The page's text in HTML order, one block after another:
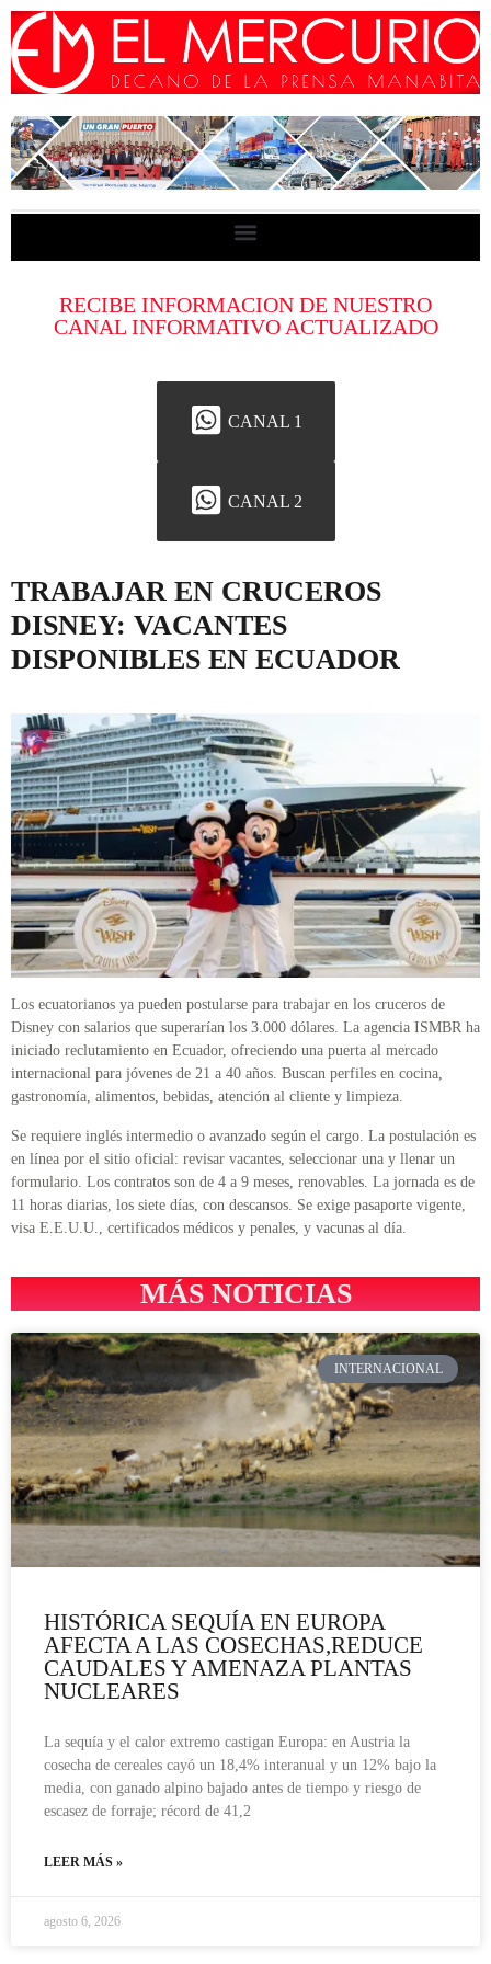
RECIBE INFORMACION DE NUESTRO
CANAL INFORMATIVO ACTUALIZADO
CANAL 1
CANAL 2
TRABAJAR EN CRUCEROS
DISNEY: VACANTES
DISPONIBLES EN ECUADOR
Los ecuatorianos ya pueden postularse para trabajar en los cruceros de
Disney con salarios que superarían los 3.000 dólares. La agencia ISMBR ha
iniciado reclutamiento en Ecuador, ofreciendo una puerta al mercado
internacional para jóvenes de 21 a 40 años. Buscan perfiles en cocina,
gastronomía, alimentos, bebidas, atención al cliente y limpieza.
Se requiere inglés intermedio o avanzado según el cargo. La postulación es
en línea por el sitio oficial: revisar vacantes, seleccionar una y llenar un
formulario. Los contratos son de 4 a 9 meses, renovables. La jornada es de
11 horas diarias, los siete días, con descansos. Se exige pasaporte vigente,
visa E.E.U.U., certificados médicos y penales, y vacunas al día.
MÁS NOTICIAS
INTERNACIONAL
HISTÓRICA SEQUÍA EN EUROPA
AFECTA A LAS COSECHAS,REDUCE
CAUDALES Y AMENAZA PLANTAS
NUCLEARES
La sequía y el calor extremo castigan Europa: en Austria la
cosecha de cereales cayó un 18,4% interanual y un 12% bajo la
media, con ganado alpino bajado antes de tiempo y riesgo de
escasez de forraje; récord de 41,2
LEER MÁS »
agosto 6, 2026